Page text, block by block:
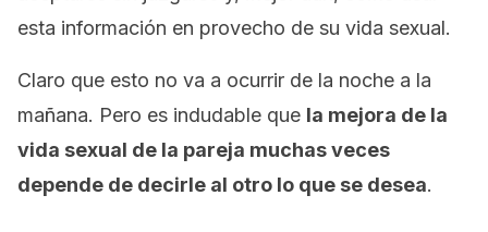
esta información en provecho de su vida sexual.
Claro que esto no va a ocurrir de la noche a la
mañana. Pero es indudable que la mejora de la
vida sexual de la pareja muchas veces
depende de decirle al otro lo que se desea.